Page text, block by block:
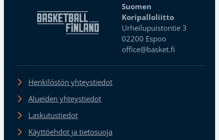
Suomen
Koripalloliitto
Urheilupuistontie 3
02200 Espoo
office@basket.fi
Henkilöstön yhteystiedot
Alueiden yhteystiedot
Laskutustiedot
Käyttöehdot ja tietosuoja